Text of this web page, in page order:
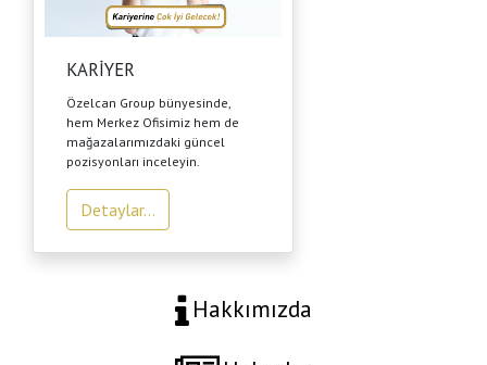
KARİYER
Özelcan Group bünyesinde,
hem Merkez Ofisimiz hem de
mağazalarımızdaki güncel
pozisyonları inceleyin.
Detaylar...
Hakkımızda